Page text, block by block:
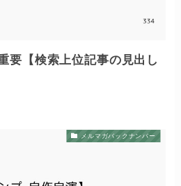
要【検索上位記事の見出し
メルマガバックナンバー